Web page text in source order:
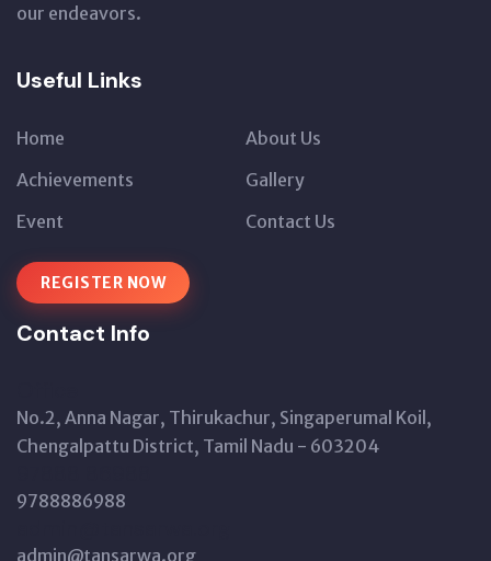
our endeavors.
Useful Links
Home
About Us
Achievements
Gallery
Event
Contact Us
REGISTER NOW
Contact Info
No.2, Anna Nagar, Thirukachur, Singaperumal Koil,
Chengalpattu District, Tamil Nadu - 603204
9788886988
admin@tansarwa.org